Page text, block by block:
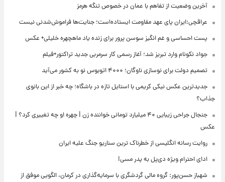
آخرین وضعیت از تفاهم با عمان در خصوص تنگه هرمز
عراقچی:ایران پای عهد مقاومت ایستاده‌است؛ جنایت‌ها فراموش‌شدنی نیست
پست احساسی و غم انگیز سوسن پرور برای زنده یاد ماهچهره خلیلی+ عکس
جواد نکونام وارد تبریز شد؛ آغاز رسمی کار سرمربی جدید تراکتور+فیلم
تصمیم دولت برای نوسازی ناوگان؛ ۴۰۰۰ اتوبوس نو به کشور می‌آید
جدیدترین عکس نیکی کریمی با استایل تازه در باشگاه؛ چه خبر از این بانوی
جذاب؟
جنجال جراحی زیبایی ۴۰ میلیارد تومانی خواننده زن | چهره او چه تغییری کرد؟ |
عکس
روایت رسانه انگلیسی از خطرناک ترین سناریو جنگ علیه ایران
ادای احترام ویژه دی‌پل به پدر مسی!
شهباز حسن‌پور: گروه مالی گردشگری با سرمایه‌گذاری در کرمان، الگویی موفق از